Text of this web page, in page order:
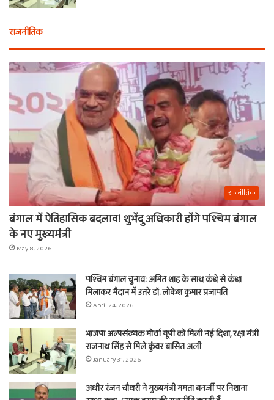
राजनीतिक
राजनीतिक
बंगाल में ऐतिहासिक बदलाव! शुभेंदु अधिकारी होंगे पश्चिम बंगाल
के नए मुख्यमंत्री
May 8, 2026
पश्चिम बंगाल चुनाव: अमित शाह के साथ कंधे से कंधा
मिलाकर मैदान में उतरे डॉ. लोकेश कुमार प्रजापति
April 24, 2026
भाजपा अल्पसंख्यक मोर्चा यूपी को मिली नई दिशा, रक्षा मंत्री
राजनाथ सिंह से मिले कुंवर बासित अली
January 31, 2026
अधीर रंजन चौधरी ने मुख्यमंत्री ममता बनर्जी पर निशाना